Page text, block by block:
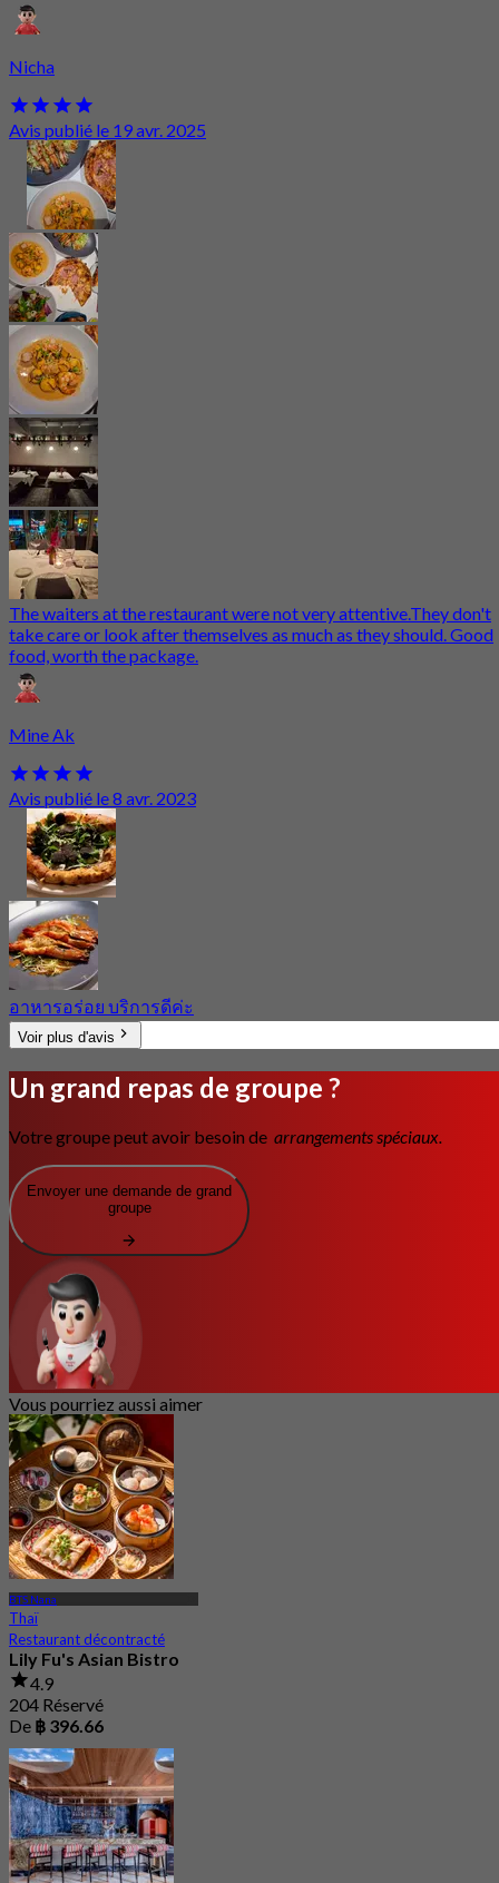
Nicha
Avis publié le 19 avr. 2025
The waiters at the restaurant were not very attentive.They don't
take care or look after themselves as much as they should. Good
food, worth the package.
Mine Ak
Avis publié le 8 avr. 2023
อาหารอร่อย บริการดีค่ะ
Voir plus d'avis
Un grand repas de groupe ?
Votre groupe peut avoir besoin de arrangements spéciaux.
Envoyer une demande de grand
groupe
Vous pourriez aussi aimer
BTS Nana
Thaï
Restaurant décontracté
Lily Fu's Asian Bistro
4.9
204 Réservé
De ฿ 396.66